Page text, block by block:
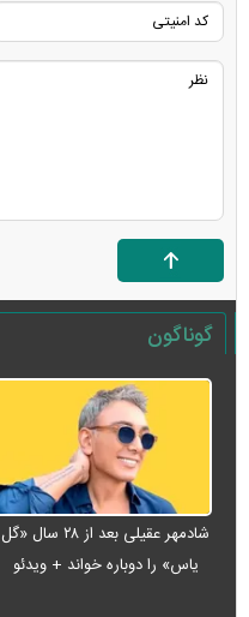
گوناگون
شادمهر عقیلی بعد از ۲۸ سال «گل
یاس» را دوباره خواند + ویدئو